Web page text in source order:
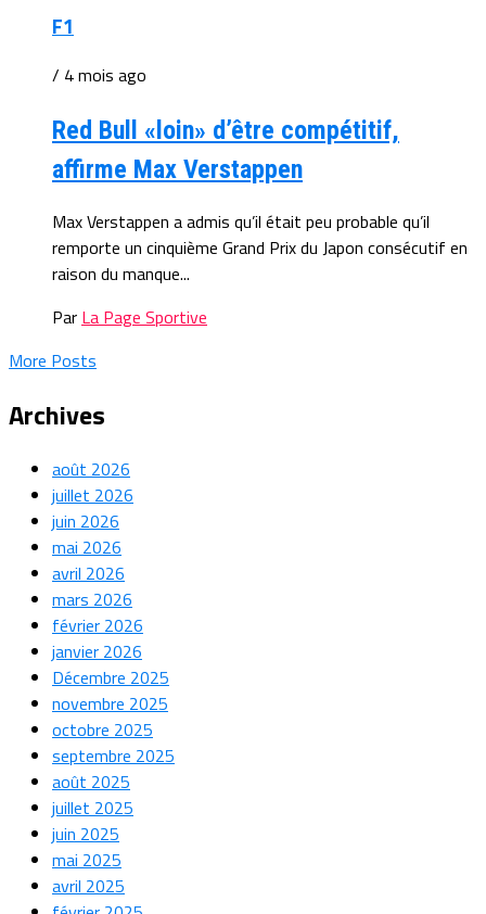
F1
/ 4 mois ago
Red Bull «loin» d’être compétitif,
affirme Max Verstappen
Max Verstappen a admis qu’il était peu probable qu’il
remporte un cinquième Grand Prix du Japon consécutif en
raison du manque...
Par La Page Sportive
More Posts
Archives
août 2026
juillet 2026
juin 2026
mai 2026
avril 2026
mars 2026
février 2026
janvier 2026
Décembre 2025
novembre 2025
octobre 2025
septembre 2025
août 2025
juillet 2025
juin 2025
mai 2025
avril 2025